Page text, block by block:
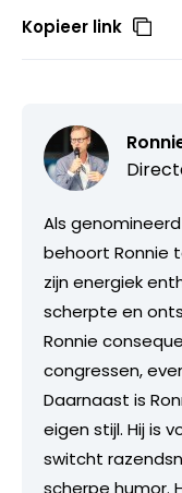
Kopieer link
Als
behoort Ronnie
zijn energiek
scherpte en
Ronnie
congressen,
Daarnaast is
eigen stijl. Hij is
switcht
scherpe humor.